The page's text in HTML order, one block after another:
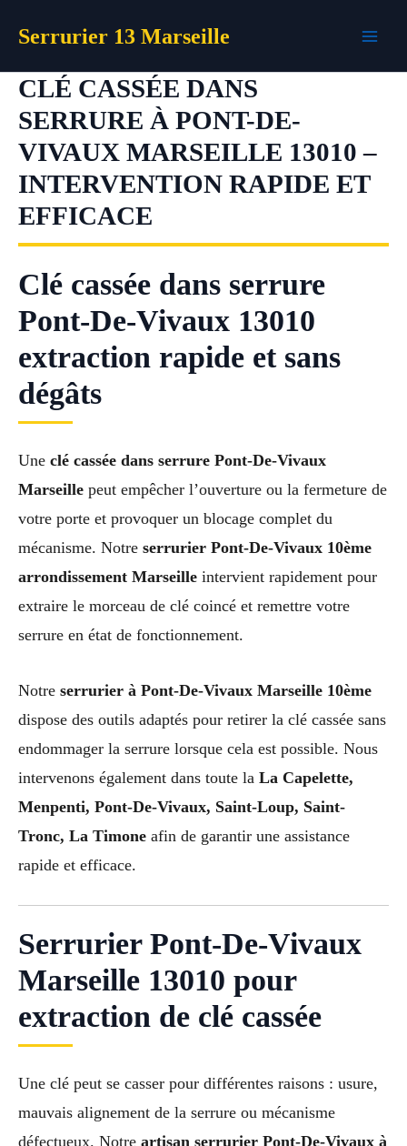
Serrurier 13 Marseille
CLÉ CASSÉE DANS
SERRURE À PONT-DE-
VIVAUX MARSEILLE 13010 –
INTERVENTION RAPIDE ET
EFFICACE
Clé cassée dans serrure
Pont-De-Vivaux 13010
extraction rapide et sans
dégâts
Une clé cassée dans serrure Pont-De-Vivaux
Marseille peut empêcher l’ouverture ou la fermeture de
votre porte et provoquer un blocage complet du
mécanisme. Notre serrurier Pont-De-Vivaux 10ème
arrondissement Marseille intervient rapidement pour
extraire le morceau de clé coincé et remettre votre
serrure en état de fonctionnement.
Notre serrurier à Pont-De-Vivaux Marseille 10ème
dispose des outils adaptés pour retirer la clé cassée sans
endommager la serrure lorsque cela est possible. Nous
intervenons également dans toute la La Capelette,
Menpenti, Pont-De-Vivaux, Saint-Loup, Saint-
Tronc, La Timone afin de garantir une assistance
rapide et efficace.
Serrurier Pont-De-Vivaux
Marseille 13010 pour
extraction de clé cassée
Une clé peut se casser pour différentes raisons : usure,
mauvais alignement de la serrure ou mécanisme
défectueux. Notre artisan serrurier Pont-De-Vivaux à